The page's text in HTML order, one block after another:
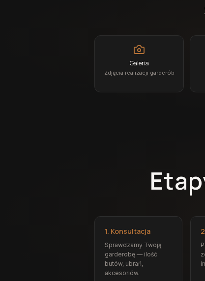
Galeria
Zdjęcia realizacji garderób
1. Konsultacja
Sprawdzamy Twoją
garderobę — ilość
butów, ubrań,
akcesoriów.